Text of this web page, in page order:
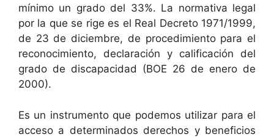
mínimo un grado del 33%. La normativa legal
por la que se rige es el Real Decreto 1971/1999,
de 23 de diciembre, de procedimiento para el
reconocimiento, declaración y calificación del
grado de discapacidad (BOE 26 de enero de
2000).
Es un instrumento que podemos utilizar para el
acceso a determinados derechos y beneficios